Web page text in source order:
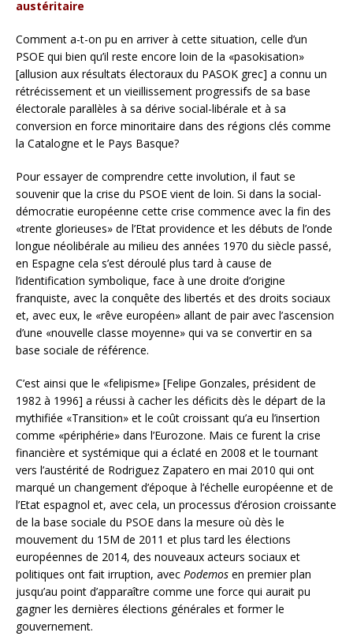
austéritaire
Comment a-t-on pu en arriver à cette situation, celle d’un
PSOE qui bien qu’il reste encore loin de la «pasokisation»
[allusion aux résultats électoraux du PASOK grec] a connu un
rétrécissement et un vieillissement progressifs de sa base
électorale parallèles à sa dérive social-libérale et à sa
conversion en force minoritaire dans des régions clés comme
la Catalogne et le Pays Basque?
Pour essayer de comprendre cette involution, il faut se
souvenir que la crise du PSOE vient de loin. Si dans la social-
démocratie européenne cette crise commence avec la fin des
«trente glorieuses» de l’Etat providence et les débuts de l’onde
longue néolibérale au milieu des années 1970 du siècle passé,
en Espagne cela s’est déroulé plus tard à cause de
l’identification symbolique, face à une droite d’origine
franquiste, avec la conquête des libertés et des droits sociaux
et, avec eux, le «rêve européen» allant de pair avec l’ascension
d’une «nouvelle classe moyenne» qui va se convertir en sa
base sociale de référence.
C’est ainsi que le «felipisme» [Felipe Gonzales, président de
1982 à 1996] a réussi à cacher les déficits dès le départ de la
mythifiée «Transition» et le coût croissant qu’a eu l’insertion
comme «périphérie» dans l’Eurozone. Mais ce furent la crise
financière et systémique qui a éclaté en 2008 et le tournant
vers l’austérité de Rodriguez Zapatero en mai 2010 qui ont
marqué un changement d’époque à l’échelle européenne et de
l’Etat espagnol et, avec cela, un processus d’érosion croissante
de la base sociale du PSOE dans la mesure où dès le
mouvement du 15M de 2011 et plus tard les élections
européennes de 2014, des nouveaux acteurs sociaux et
politiques ont fait irruption, avec Podemos en premier plan
jusqu’au point d’apparaître comme une force qui aurait pu
gagner les dernières élections générales et former le
gouvernement.